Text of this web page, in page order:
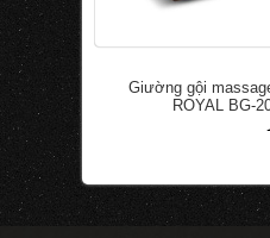
Giường gội
ROYAL BG-